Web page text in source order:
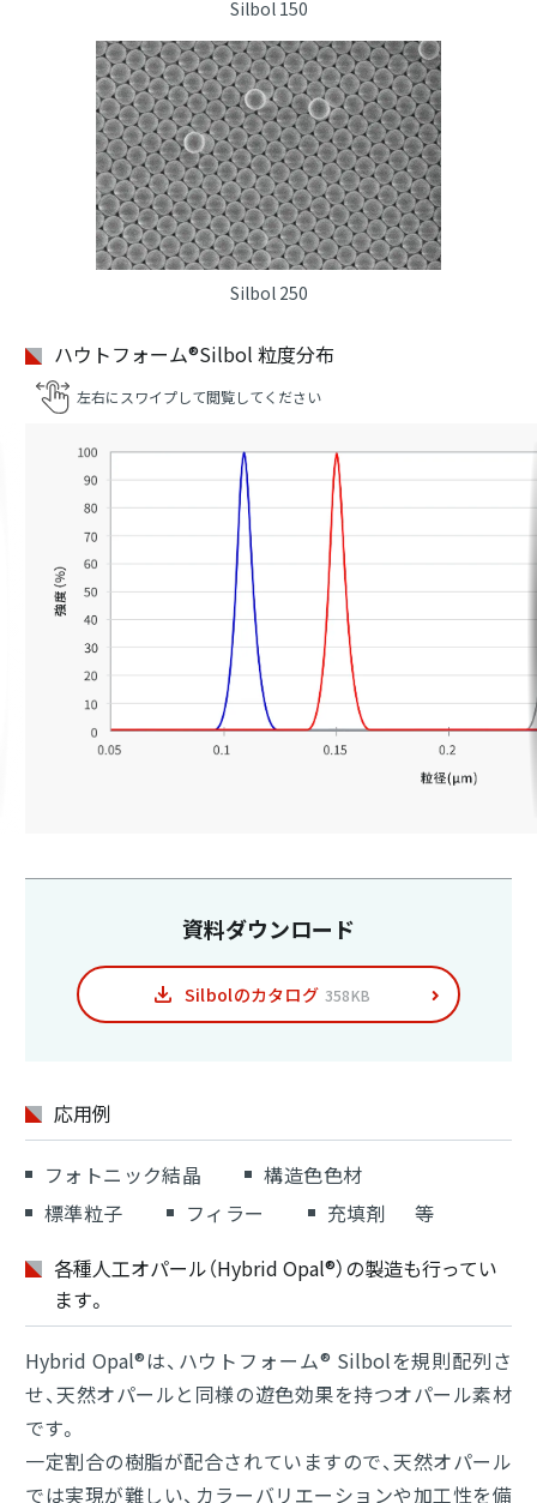
Silbol 150
Silbol 250
ハウトフォーム®Silbol 粒度分布
資料ダウンロード
Silbolのカタログ 358KB
応用例
フォトニック結晶
構造色色材
標準粒子
フィラー 充填剤
等
各種人工オパール（Hybrid Opal®）の製造も行ってい
ます。
Hybrid Opal®は、ハウトフォーム® Silbolを規則配列さ
せ、天然オパールと同様の遊色効果を持つオパール素材
です。
一定割合の樹脂が配合されていますので、天然オパール
では実現が難しい、カラーバリエーションや加工性を備